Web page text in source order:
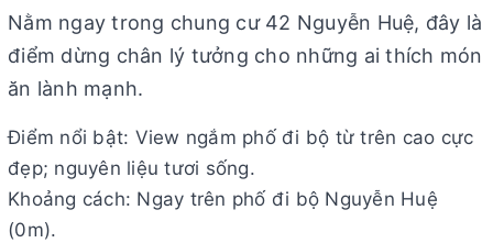
Nằm ngay trong chung cư 42 Nguyễn Huệ, đây là
điểm dừng chân lý tưởng cho những ai thích món
ăn lành mạnh.
Điểm nổi bật: View ngắm phố đi bộ từ trên cao cực
đẹp; nguyên liệu tươi sống.
Khoảng cách: Ngay trên phố đi bộ Nguyễn Huệ
(0m).